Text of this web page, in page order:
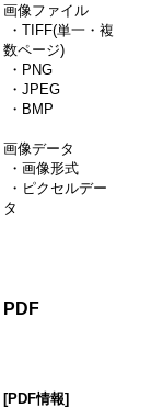
画像ファイル
・TIFF(単一・複
数ページ)
・PNG
・JPEG
・BMP
画像データ
・画像形式
・ピクセルデー
タ
PDF
[PDF情報]